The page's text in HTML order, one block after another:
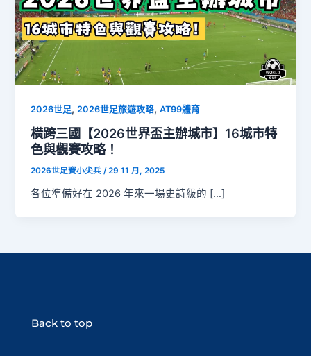
2026世足,2026世足旅遊攻略,AT99體育
橫跨三國【2026世界盃主辦城市】16城市特
色與觀賽攻略！
2026世足賽小尖兵/29 11 月, 2025
各位準備好在 2026 年來一場史詩級的 […]
Back to top